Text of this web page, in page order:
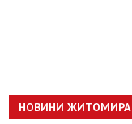
НОВИНИ ЖИТОМИРА